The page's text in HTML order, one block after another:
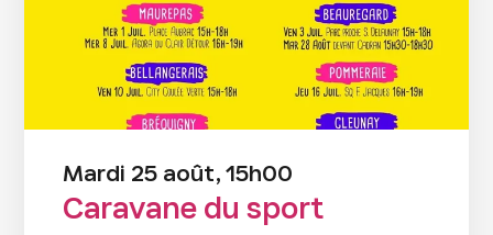
Mardi 25 août, 15h00
Caravane du sport